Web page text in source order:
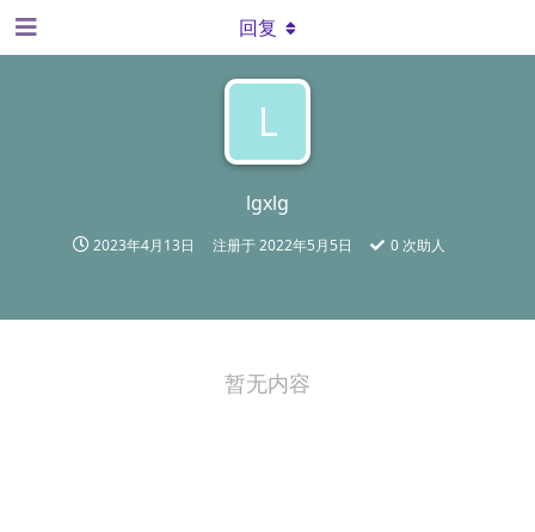
L
lgxlg
2023年4月13日 注册于2022年5月5日 0次助人
回复
暂无内容